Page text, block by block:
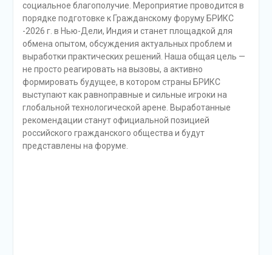
социальное благополучие. Мероприятие проводится в
порядке подготовке к Гражданскому форуму БРИКС
-2026 г. в Нью-Дели, Индия и станет площадкой для
обмена опытом, обсуждения актуальных проблем и
выработки практических решений. Наша общая цель —
не просто реагировать на вызовы, а активно
формировать будущее, в котором страны БРИКС
выступают как равноправные и сильные игроки на
глобальной технологической арене. Выработанные
рекомендации станут официальной позицией
российского гражданского общества и будут
представлены на форуме.